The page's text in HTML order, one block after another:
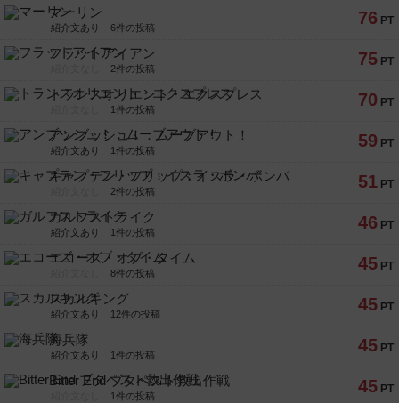
76 PT
マーリン
紹介文あり 6件の投稿
75 PT
フラットアイアン
2件の投稿
70 PT
トランスオリエント・エクスプレス
1件の投稿
59 PT
アンブッシュ！：ムーブアウト！
紹介文あり 1件の投稿
51 PT
キャプテン・フリップ：イスラ・ボンバ
2件の投稿
46 PT
ガルフストライク
紹介文あり 1件の投稿
45 PT
エコーズ・オブ・タイム
8件の投稿
45 PT
スカルキング
紹介文あり 12件の投稿
45 PT
海兵隊
紹介文あり 1件の投稿
45 PT
Bitter End ブタペスト救出作戦
1件の投稿